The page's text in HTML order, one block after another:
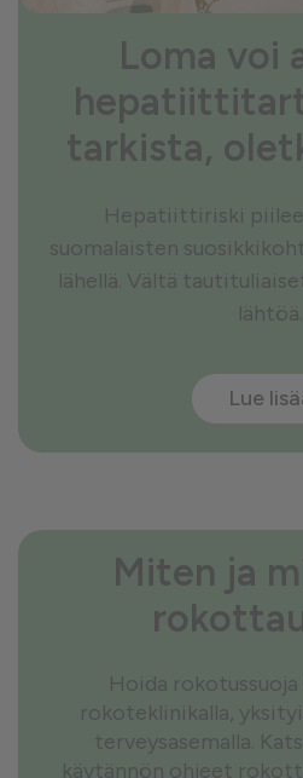
Loma voi
tarkista,
Hepatiittiriski piilee
suomalaisten
lähellä. Vältä
lähtöä.
Lue
Miten ja
Hoida
rokoteklinikalla,
terveysasemalla.
käytännön ohjeet